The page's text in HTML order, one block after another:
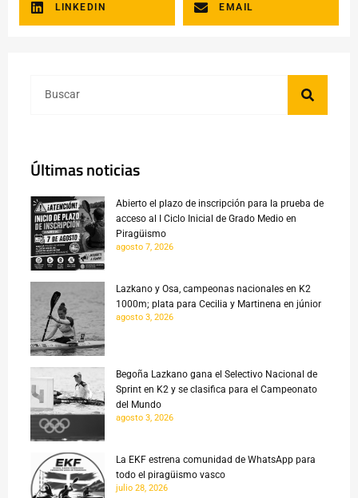
LINKEDIN EMAIL
Últimas noticias
Abierto el plazo de inscripción para la prueba de
acceso al I Ciclo Inicial de Grado Medio en
Piragüismo
agosto 7, 2026
Lazkano y Osa, campeonas nacionales en K2
1000m; plata para Cecilia y Martinena en júnior
agosto 3, 2026
Begoña Lazkano gana el Selectivo Nacional de
Sprint en K2 y se clasifica para el Campeonato
del Mundo
agosto 3, 2026
La EKF estrena comunidad de WhatsApp para
todo el piragüismo vasco
julio 28, 2026